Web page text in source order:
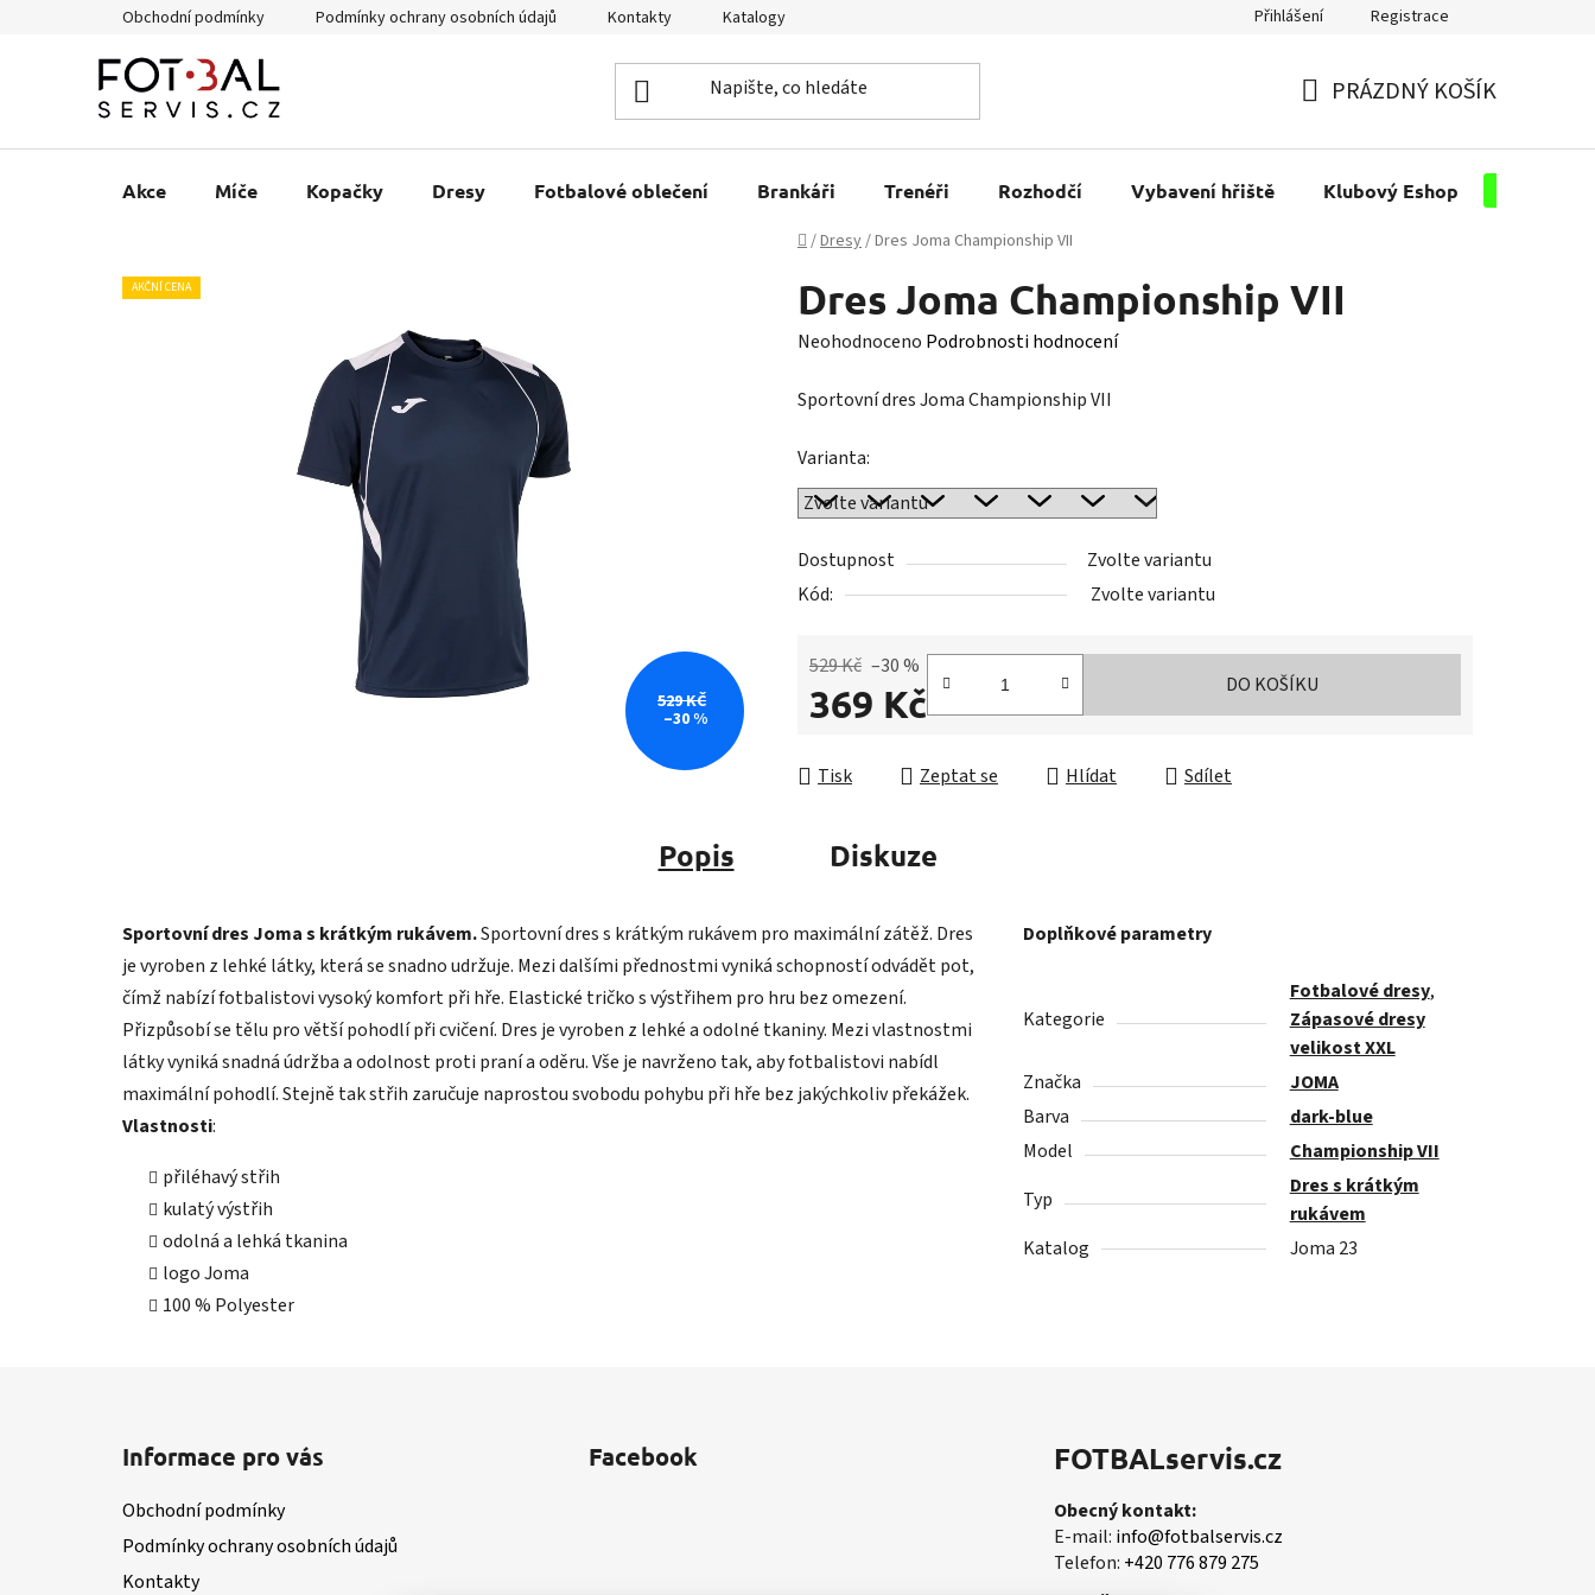
Obchodní podmínky Podmínky ochrany osobních údajů Kontakty Katalogy Přihlášení Registrace
KOŠÍK
PRÁZDNÝ KOŠÍK
Akce Míče Kopačky Dresy Fotbalové oblečení Brankáři Trenéři Rozhodčí Vybavení hřiště Klubový Eshop
Domů
/Dresy/Dres Joma Championship VII
Dres Joma Championship VII
Průměrné
produktu
0,0
z
hvězdiček.
Neohodnoceno Podrobnosti hodnocení
Sportovní dres Joma Championship VII
Varianta:
Dostupnost
Zvolte variantu
Kód:
Zvolte variantu
529 Kč –30 %
369 Kč DO KOŠÍKU
Tisk Zeptat se Hlídat Sdílet
AKČNÍ CENA
529 KČ
–30 %
Popis Diskuze
Sportovní dres Joma s krátkým rukávem.Sportovní dres s krátkým rukávem pro maximální zátěž. Dres
je vyroben z lehké látky, která se snadno udržuje. Mezi dalšími přednostmi vyniká schopností odvádět pot,
čímž nabízí fotbalistovi vysoký komfort při hře. Elastické tričko s výstřihem pro hru bez omezení.
Přizpůsobí se tělu pro větší pohodlí při cvičení. Dres je vyroben z lehké a odolné tkaniny. Mezi vlastnostmi
látky vyniká snadná údržba a odolnost proti praní a oděru. Vše je navrženo tak, aby fotbalistovi nabídl
maximální pohodlí. Stejně tak střih zaručuje naprostou svobodu pohybu při hře bez jakýchkoliv překážek.
Vlastnosti:
přiléhavý střih
kulatý výstřih
odolná a lehká tkanina
logo Joma
100 % Polyester
Doplňkové parametry
Kategorie
Fotbalové dresy,
Zápasové dresy
velikost XXL
Značka
JOMA
Barva
dark-blue
Model
Championship VII
Typ
Dres s krátkým
rukávem
Katalog
Joma 23
Informace pro vás
Obchodní podmínky
Podmínky ochrany osobních údajů
Kontakty
Facebook FOTBALservis.cz
Obecný kontakt:
E-mail: info@fotbalservis.cz
Telefon: +420 776 879 275